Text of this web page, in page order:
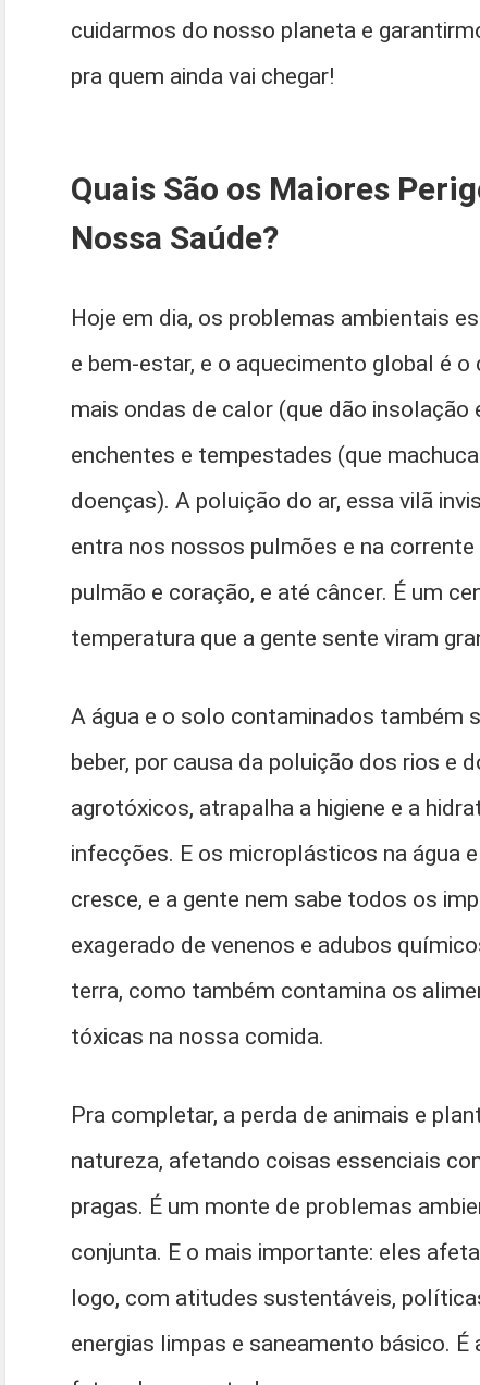
cuidarmos do nosso planeta e
pra quem ainda vai chegar!
Quais São os Maiores
Nossa Saúde?
Hoje em dia, os problemas ambientais
e bem-estar, e o aquecimento global é
mais ondas de calor (que dão
enchentes e tempestades (que
doenças). A poluição do ar, essa vilã
entra nos nossos pulmões e na
pulmão e coração, e até câncer. É um
temperatura que a gente sente viram
A água e o solo contaminados também
beber, por causa da poluição dos rios e
agrotóxicos, atrapalha a higiene e a
infecções. E os microplásticos na água
cresce, e a gente nem sabe todos os
exagerado de venenos e adubos
terra, como também contamina os
tóxicas na nossa comida.
Pra completar, a perda de animais e
natureza, afetando coisas essenciais
pragas. É um monte de problemas
conjunta. E o mais importante: eles
logo, com atitudes sustentáveis,
energias limpas e saneamento básico.